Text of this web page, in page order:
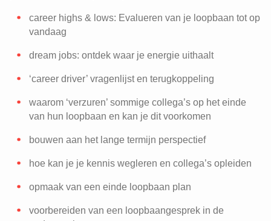
career highs & lows: Evalueren van je loopbaan tot op
vandaag
dream jobs: ontdek waar je energie uithaalt
‘career driver’ vragenlijst en terugkoppeling
waarom ‘verzuren’ sommige collega’s op het einde
van hun loopbaan en kan je dit voorkomen
bouwen aan het lange termijn perspectief
hoe kan je je kennis wegleren en collega’s opleiden
opmaak van een einde loopbaan plan
voorbereiden van een loopbaangesprek in de